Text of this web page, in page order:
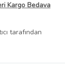
Kargo Bedava
tarafından